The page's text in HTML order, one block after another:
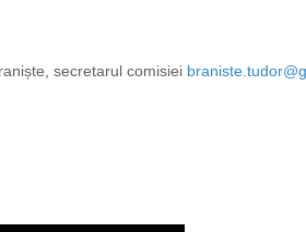
secretarul comisiei